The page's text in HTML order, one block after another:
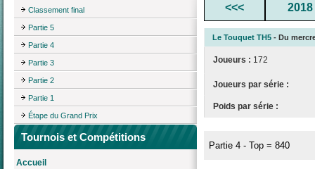
Classement final
Partie 5
Partie 4
Partie 3
Partie 2
Partie 1
Étape du Grand Prix
Tournois et Compétitions
Accueil
<<< 2018
Le Touquet TH5 - Du
Joueurs : 172
Joueurs par série :
Poids par série :
Partie 4 - Top = 840